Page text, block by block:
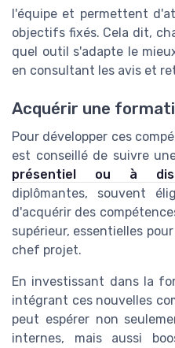
l'équipe et permettent
objectifs fixés. Cela dit,
quel outil s'adapte le
en consultant les avis et
Acquérir une
Pour développer ces
est conseillé de suivre
présentiel ou à
diplômantes, souvent
d'acquérir des
supérieur, essentielles
chef projet.
En investissant dans la
intégrant ces nouvelles
peut espérer non
internes, mais aussi